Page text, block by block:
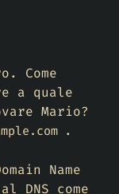
Come
a quale
Mario?
.
Name
DNS come